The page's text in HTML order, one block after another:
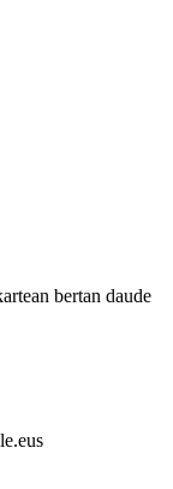
bertan daude